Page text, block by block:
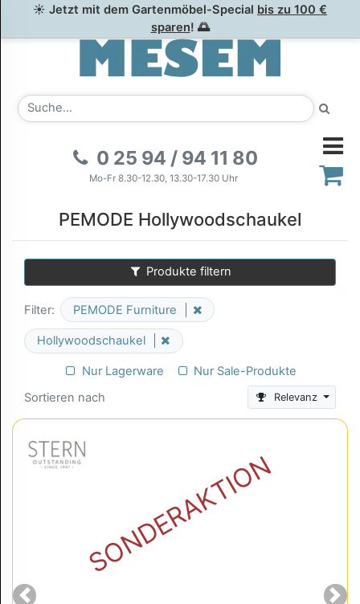
☀ Jetzt mit dem Gartenmöbel-Special bis zu 100 €
sparen! 🌅
0 25 94 / 94 11 80
Mo-Fr 8.30-12.30, 13.30-17.30 Uhr
PEMODE Hollywoodschaukel
Produkte filtern
Filter: PEMODE Furniture
Hollywoodschaukel
Nur Lagerware
Nur Sale-Produkte
Sortieren nach
Relevanz
SONDERAKTION
Previous